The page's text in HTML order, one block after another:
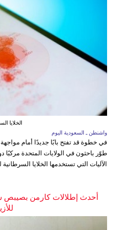
الخلايا
واشنطن ـ السعودية اليوم
في خطوة قد تفتح بابًا جديدًا أمام
طوّر باحثون في الولايات المتحدة مركبًا
الآليات التي تستخدمها الخلايا السرطانية
أحدث إطلالات كارمن بصيبص